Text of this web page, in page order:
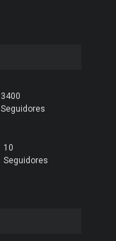
3400
Seguidores
10
Seguidores